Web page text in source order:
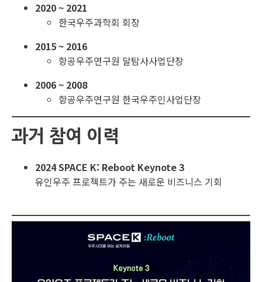
2020 ~ 2021
한국우주과학회 회장
2015 ~ 2016
항공우주연구원 달탐사사업단장
2006 ~ 2008
항공우주연구원 한국우주인사업단장
과거 참여 이력
2024 SPACE K: Reboot Keynote 3
유인우주 프로젝트가 주는 새로운 비즈니스 기회